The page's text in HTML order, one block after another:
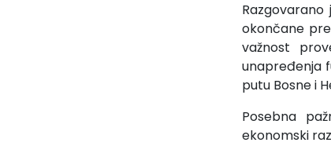
okončane
važnost
unapređenja
putu Bosne i
Posebna
ekonomski